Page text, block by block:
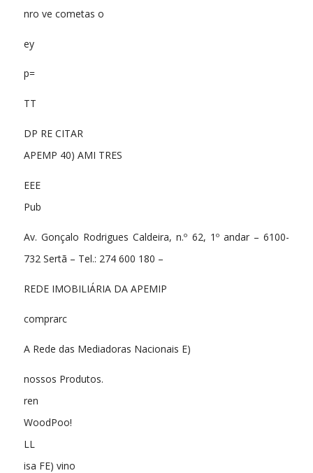
nro ve cometas o
ey
p=
TT
DP RE CITAR
APEMP 40) AMI TRES
EEE
Pub
Av. Gonçalo Rodrigues Caldeira, n.º 62, 1º andar – 6100-
732 Sertã – Tel.: 274 600 180 –
REDE IMOBILIÁRIA DA APEMIP
comprarc
A Rede das Mediadoras Nacionais E)
nossos Produtos.
ren
WoodPoo!
LL
isa FE) vino